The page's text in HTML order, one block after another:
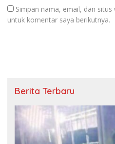
Simpan nama, email, dan
untuk komentar saya berikutnya.
Berita Terbaru